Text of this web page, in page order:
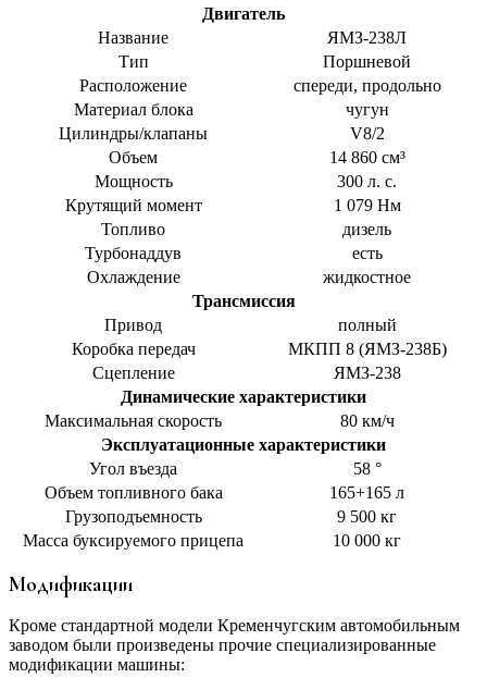
Двигатель
Название
ЯМЗ-238Л
Тип
Поршневой
Расположение
спереди, продольно
Материал блока
чугун
Цилиндры/клапаны
V8/2
Объем
14 860 см³
Мощность
300 л. с.
Крутящий момент
1 079 Нм
Топливо
дизель
Турбонаддув
есть
Охлаждение
жидкостное
Трансмиссия
Привод
полный
Коробка передач
МКПП 8 (ЯМЗ-238Б)
Сцепление
ЯМЗ-238
Динамические характеристики
Максимальная скорость
80 км/ч
Эксплуатационные характеристики
Угол въезда
58 °
Объем топливного бака
165+165 л
Грузоподъемность
9 500 кг
Масса буксируемого прицепа
10 000 кг
Модификации
Кроме стандартной модели Кременчугским автомобильным
заводом были произведены прочие специализированные
модификации машины: